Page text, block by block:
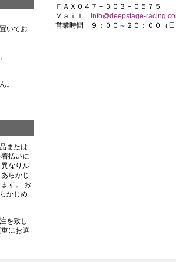
いてお
。
または
払いに
なりル
らかじ
す。 お
かじめ
を致し
にお選
ＦＡＸ０４７－３０３－０５７５
Ｍａｉｌ info@deepstage-
営業時間 ９：００～２０：００（日